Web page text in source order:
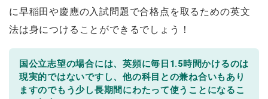
に早稲田や慶應の入試問題で合格点を取るための英文
法は身につけることができるでしょう！
国公立志望の場合には、英頻に毎日1.5時間かけるのは
現実的ではないですし、他の科目との兼ね合いもあり
ますのでもう少し長期間にわたって使うことになるこ